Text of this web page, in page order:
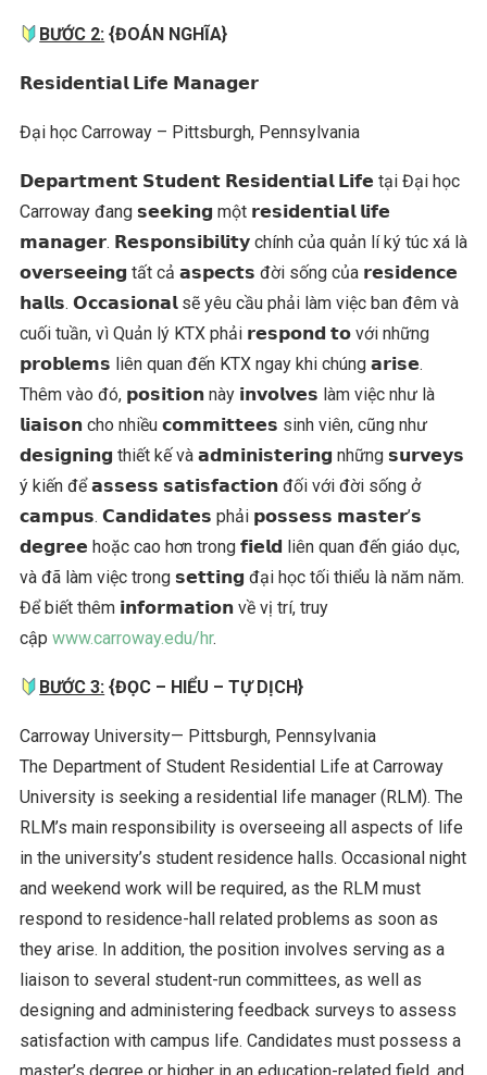
BƯỚC 2: {ĐOÁN NGHĨA}
𝗥𝗲𝘀𝗶𝗱𝗲𝗻𝘁𝗶𝗮𝗹 𝗟𝗶𝗳𝗲 𝗠𝗮𝗻𝗮𝗴𝗲𝗿
Đại học Carroway – Pittsburgh, Pennsylvania
𝗗𝗲𝗽𝗮𝗿𝘁𝗺𝗲𝗻𝘁 𝗦𝘁𝘂𝗱𝗲𝗻𝘁 𝗥𝗲𝘀𝗶𝗱𝗲𝗻𝘁𝗶𝗮𝗹 𝗟𝗶𝗳𝗲 tại Đại học
Carroway đang 𝘀𝗲𝗲𝗸𝗶𝗻𝗴 một 𝗿𝗲𝘀𝗶𝗱𝗲𝗻𝘁𝗶𝗮𝗹 𝗹𝗶𝗳𝗲
𝗺𝗮𝗻𝗮𝗴𝗲𝗿. 𝗥𝗲𝘀𝗽𝗼𝗻𝘀𝗶𝗯𝗶𝗹𝗶𝘁𝘆 chính của quản lí ký túc xá là
𝗼𝘃𝗲𝗿𝘀𝗲𝗲𝗶𝗻𝗴 tất cả 𝗮𝘀𝗽𝗲𝗰𝘁𝘀 đời sống của 𝗿𝗲𝘀𝗶𝗱𝗲𝗻𝗰𝗲
𝗵𝗮𝗹𝗹𝘀. 𝗢𝗰𝗰𝗮𝘀𝗶𝗼𝗻𝗮𝗹 sẽ yêu cầu phải làm việc ban đêm và
cuối tuần, vì Quản lý KTX phải 𝗿𝗲𝘀𝗽𝗼𝗻𝗱 𝘁𝗼 với những
𝗽𝗿𝗼𝗯𝗹𝗲𝗺𝘀 liên quan đến KTX ngay khi chúng 𝗮𝗿𝗶𝘀𝗲.
Thêm vào đó, 𝗽𝗼𝘀𝗶𝘁𝗶𝗼𝗻 này 𝗶𝗻𝘃𝗼𝗹𝘃𝗲𝘀 làm việc như là
𝗹𝗶𝗮𝗶𝘀𝗼𝗻 cho nhiều 𝗰𝗼𝗺𝗺𝗶𝘁𝘁𝗲𝗲𝘀 sinh viên, cũng như
𝗱𝗲𝘀𝗶𝗴𝗻𝗶𝗻𝗴 thiết kế và 𝗮𝗱𝗺𝗶𝗻𝗶𝘀𝘁𝗲𝗿𝗶𝗻𝗴 những 𝘀𝘂𝗿𝘃𝗲𝘆𝘀
ý kiến để 𝗮𝘀𝘀𝗲𝘀𝘀 𝘀𝗮𝘁𝗶𝘀𝗳𝗮𝗰𝘁𝗶𝗼𝗻 đối với đời sống ở
𝗰𝗮𝗺𝗽𝘂𝘀. 𝗖𝗮𝗻𝗱𝗶𝗱𝗮𝘁𝗲𝘀 phải 𝗽𝗼𝘀𝘀𝗲𝘀𝘀 𝗺𝗮𝘀𝘁𝗲𝗿’𝘀
𝗱𝗲𝗴𝗿𝗲𝗲 hoặc cao hơn trong 𝗳𝗶𝗲𝗹𝗱 liên quan đến giáo dục,
và đã làm việc trong 𝘀𝗲𝘁𝘁𝗶𝗻𝗴 đại học tối thiểu là năm năm.
Để biết thêm 𝗶𝗻𝗳𝗼𝗿𝗺𝗮𝘁𝗶𝗼𝗻 về vị trí, truy
cập www.carroway.edu/hr.
BƯỚC 3: {ĐỌC – HIỂU – TỰ DỊCH}
Carroway University— Pittsburgh, Pennsylvania
The Department of Student Residential Life at Carroway
University is seeking a residential life manager (RLM). The
RLM’s main responsibility is overseeing all aspects of life
in the university’s student residence halls. Occasional night
and weekend work will be required, as the RLM must
respond to residence-hall related problems as soon as
they arise. In addition, the position involves serving as a
liaison to several student-run committees, as well as
designing and administering feedback surveys to assess
satisfaction with campus life. Candidates must possess a